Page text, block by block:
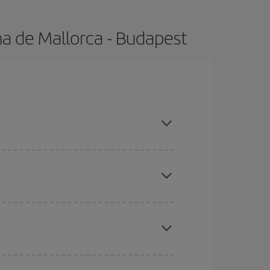
de Mallorca - Budapest
días cercanos